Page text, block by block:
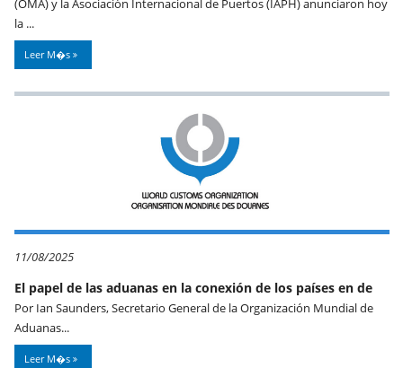
(OMA) y la Asociación Internacional de Puertos (IAPH) anunciaron hoy
la ...
Leer M�s
11/08/2025
El papel de las aduanas en la conexión de los países en de
Por Ian Saunders, Secretario General de la Organización Mundial de
Aduanas...
Leer M�s